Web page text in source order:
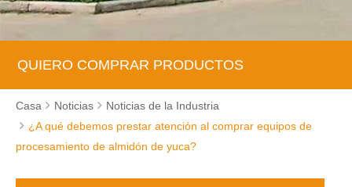
QUIERO COMPRAR PRODUCTOS
Casa Noticias
Noticias de la Industria
¿A qué debemos prestar atención al comprar equipos de
procesamiento de almidón de yuca?